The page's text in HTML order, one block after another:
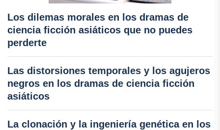
Los dilemas morales en los dramas de
ciencia ficción asiáticos que no puedes
perderte
Las distorsiones temporales y los agujeros
negros en los dramas de ciencia ficción
asiáticos
La clonación y la ingeniería genética en los